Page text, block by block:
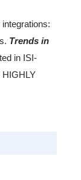
Trends in
in ISI-
HIGHLY